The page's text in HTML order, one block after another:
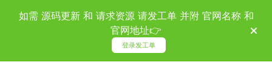
如需 源码更新 和 请求资源 请发工单 并附 官网名称 和
官网地址👉
登录发工单